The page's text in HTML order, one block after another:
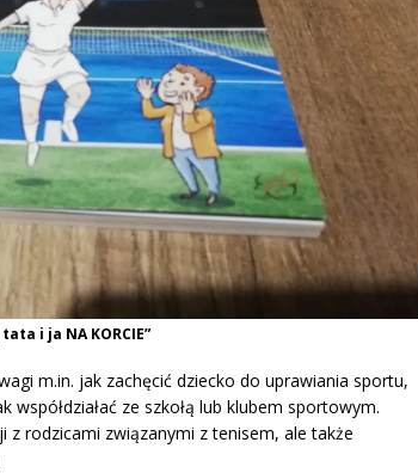
i ja NA KORCIE”
m.in. jak zachęcić dziecko do uprawiania sportu,
ze szkołą lub klubem sportowym.
z rodzicami związanymi z tenisem, ale także